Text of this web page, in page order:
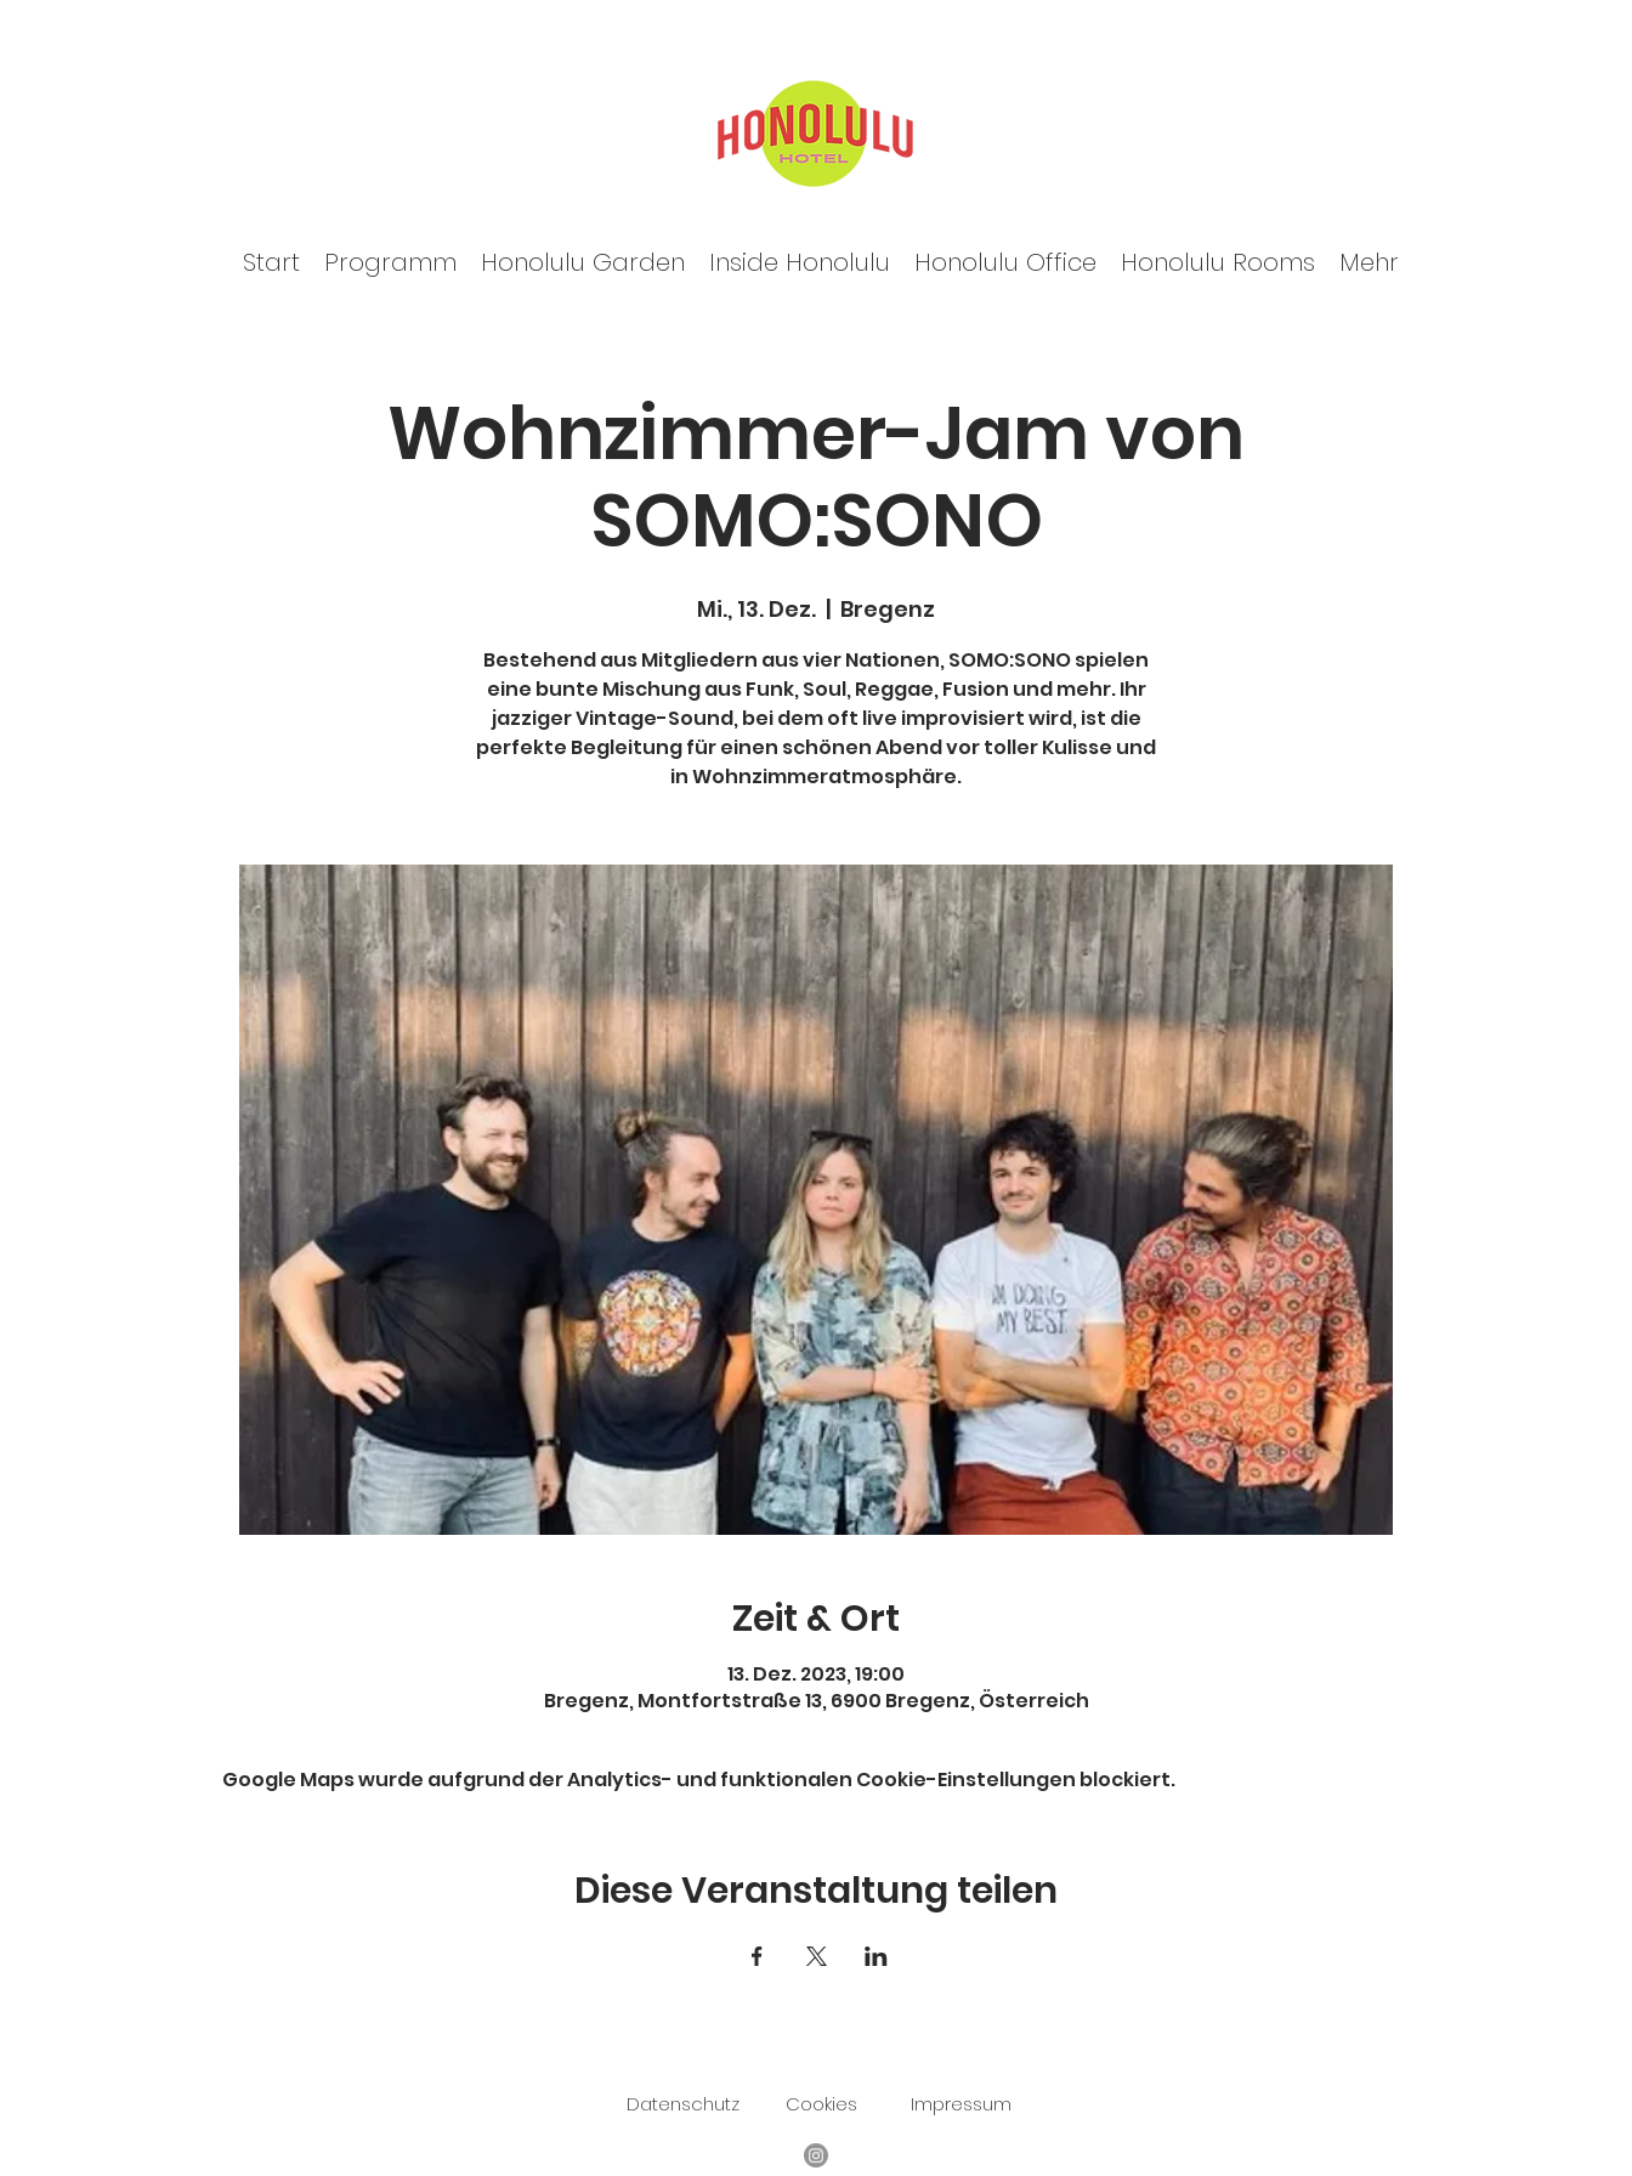
Start Programm Honolulu Garden Inside Honolulu Honolulu Office Honolulu Rooms Mehr
Wohnzimmer-Jam von
SOMO:SONO
Mi., 13. Dez.
  |
Bregenz
Bestehend aus Mitgliedern aus vier Nationen, SOMO:SONO spielen
eine bunte Mischung aus Funk, Soul, Reggae, Fusion und mehr. Ihr
jazziger Vintage-Sound, bei dem oft live improvisiert wird, ist die
perfekte Begleitung für einen schönen Abend vor toller Kulisse und
in Wohnzimmeratmosphäre.
Zeit & Ort
13. Dez. 2023, 19:00
Bregenz, Montfortstraße 13, 6900 Bregenz, Österreich
Google Maps wurde aufgrund der Analytics- und funktionalen Cookie-Einstellungen blockiert.
Diese Veranstaltung teilen
Datenschutz Cookies Impressum